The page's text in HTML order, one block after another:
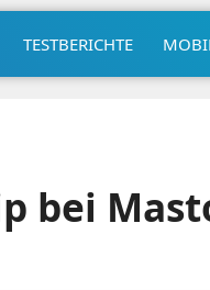
TESTBERICHTE
bei